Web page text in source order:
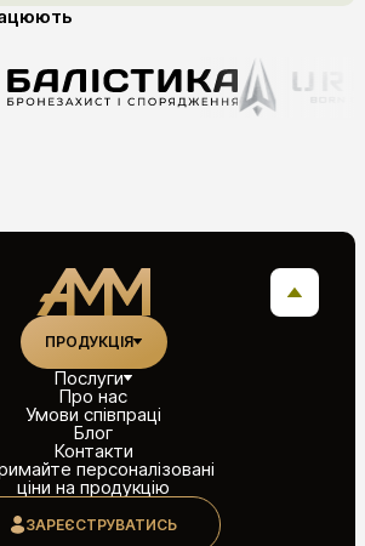
ПРОДУКЦІЯ
Послуги
Про нас
Умови співпраці
Блог
Контакти
персоналізовані
ціни на продукцію
ЗАРЕЄСТРУВАТИСЬ